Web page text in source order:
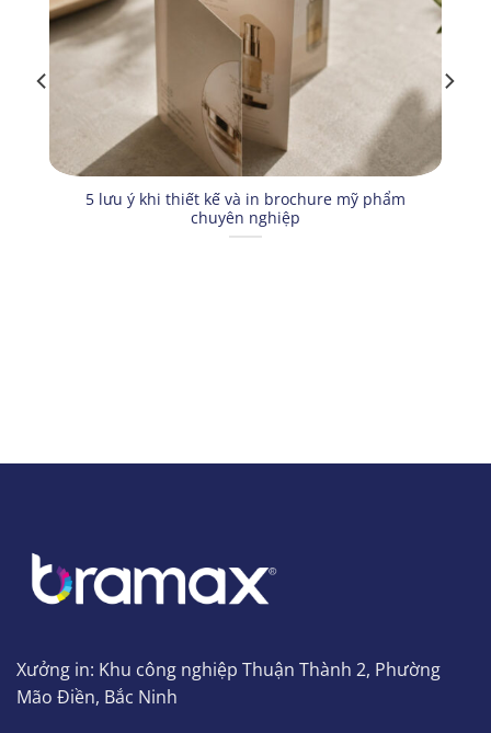
5 lưu ý khi thiết kế và in brochure mỹ phẩm
chuyên nghiệp
Xưởng in: Khu công nghiệp Thuận Thành 2, Phường
Mão Điền, Bắc Ninh